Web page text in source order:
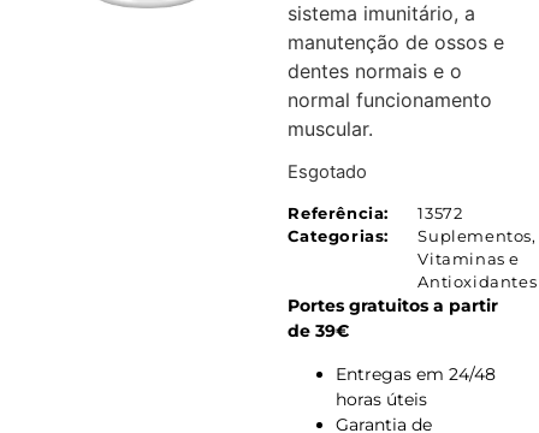
sistema imunitário, a
manutenção de ossos e
dentes normais e o
normal funcionamento
muscular.
Esgotado
Referência:
13572
Categorias:
Suplementos,
Vitaminas e
Antioxidantes
Portes gratuitos a partir
de 39€
Entregas em 24/48
horas úteis
Garantia de